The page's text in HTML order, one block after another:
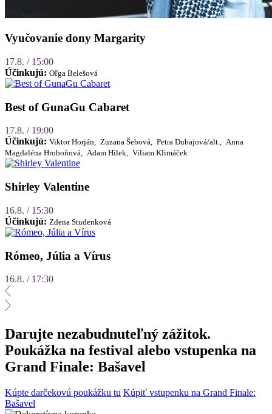
Vyučovanie dony Margarity
17.8. / 15:00
Účinkujú: Oľga Belešová
Best of GunaGu Cabaret
17.8. / 19:00
Účinkujú: Viktor Horján, Zuzana Šebová, Petra Dubajová/alt., Anna
Magdaléna Hroboňová, Adam Hilek, Viliam Klimáček
Shirley Valentine
16.8. / 15:30
Účinkujú: Zdena Studenková
Rómeo, Júlia a Vírus
16.8. / 17:30
Darujte nezabudnuteľný zážitok.
Poukážka na festival alebo vstupenka na
Grand Finale: Bašavel
Kúpte darčekovú poukážku tu Kúpiť vstupenku na Grand Finale:
Bašavel